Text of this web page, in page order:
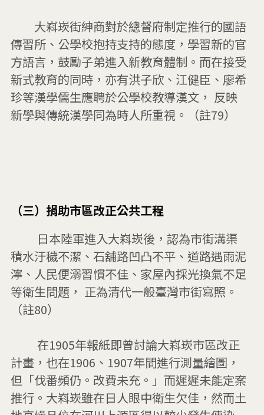
大嵙崁街紳商對於總督府制定推行的國語
傳習所、公學校抱持支持的態度，學習新的官
方語言，鼓勵子弟進入新教育體制。而在接受
新式教育的同時，亦有洪子欣、江健臣、廖希
珍等漢學儒生應聘於公學校教導漢文， 反映
新學與傳統漢學同為時人所重視。（註79）
（三）捐助市區改正公共工程
積水汙穢不潔、石舖路凹凸不平、道路遇雨泥
濘、人民便溺習慣不佳、家屋內採光換氣不足
等衛生問題， 正為清代一般臺灣市街寫照。
（註80）
計畫，也在1906、1907年間進行測量繪圖，
但「伐番頻仍。改費未充。」而遲遲未能定案
推行。大嵙崁雖在日人眼中衛生欠佳，然而土